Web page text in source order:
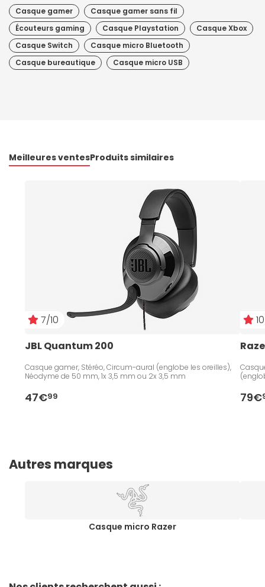
Casque gamer
Casque gamer sans fil
Écouteurs gaming
Casque Playstation
Casque Xbox
Casque Switch
Casque micro Bluetooth
Casque bureautique
Casque micro USB
Meilleures ventesProduits similaires
7/10
JBL Quantum 200
Casque gamer, Stéréo, Circum-aural (englobe les oreilles),
Néodyme de 50 mm, 1x 3,5 mm ou 2x 3,5 mm
47€99 79€
Autres marques
Casque micro Razer